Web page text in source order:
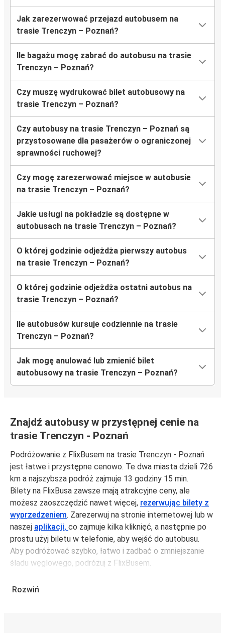
Jak zarezerwować przejazd autobusem na
trasie Trenczyn – Poznań?
Ile bagażu mogę zabrać do autobusu na trasie
Trenczyn – Poznań?
Czy muszę wydrukować bilet autobusowy na
trasie Trenczyn – Poznań?
Czy autobusy na trasie Trenczyn – Poznań są
przystosowane dla pasażerów o ograniczonej
sprawności ruchowej?
Czy mogę zarezerwować miejsce w autobusie
na trasie Trenczyn – Poznań?
Jakie usługi na pokładzie są dostępne w
autobusach na trasie Trenczyn – Poznań?
O której godzinie odjeżdża pierwszy autobus
na trasie Trenczyn – Poznań?
O której godzinie odjeżdża ostatni autobus na
trasie Trenczyn – Poznań?
Ile autobusów kursuje codziennie na trasie
Trenczyn – Poznań?
Jak mogę anulować lub zmienić bilet
autobusowy na trasie Trenczyn – Poznań?
Znajdź autobusy w przystępnej cenie na
trasie Trenczyn - Poznań
Podróżowanie z FlixBusem na trasie Trenczyn - Poznań
jest łatwe i przystępne cenowo. Te dwa miasta dzieli 726
km a najszybsza podróż zajmuje 13 godziny 15 min.
Bilety na FlixBusa zawsze mają atrakcyjne ceny, ale
możesz zaoszczędzić nawet więcej, rezerwując bilety z
wyprzedzeniem. Zarezerwuj na stronie internetowej lub w
naszej aplikacji, co zajmuje kilka kliknięć, a następnie po
prostu użyj biletu w telefonie, aby wejść do autobusu.
Aby podróżować szybko, łatwo i zadbać o zmniejszanie
śladu węglowego, podróżuj z FlixBusem.
Rozwiń